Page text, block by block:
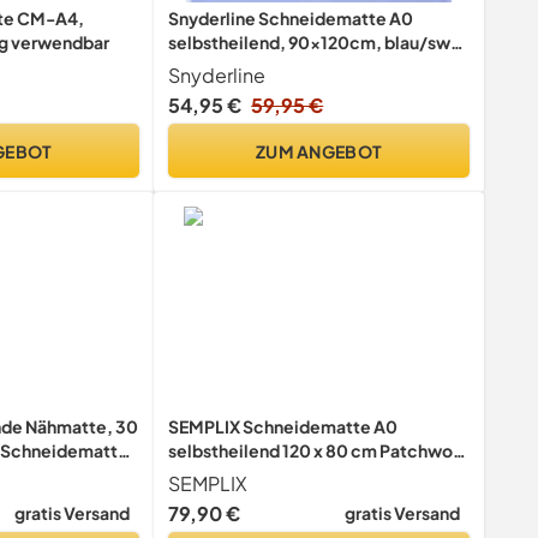
CM-A4,
verwendbar
Snyderline Schneidematte A0
selbstheilend, 90x120cm, blau/sw
5-lagig / 3 mm
Snyderline
54,95 € 59,95 €
ZUM ANGEBOT
Nähmatte, 30
Präzisions-
gratis Versand
SEMPLIX Schneidematte A0
selbstheilend 120 x 80 cm Patchwork
Basteln (Pink-Lila)
SEMPLIX
79,90 €
gratis Versand